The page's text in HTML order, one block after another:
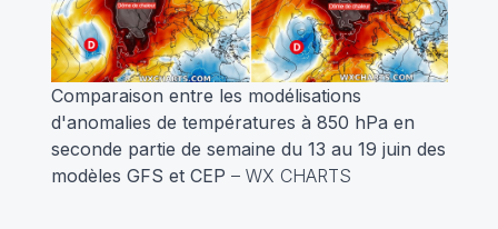
Comparaison entre les modélisations
d'anomalies de températures à 850 hPa en
seconde partie de semaine du 13 au 19 juin des
modèles GFS et CEP – WX CHARTS